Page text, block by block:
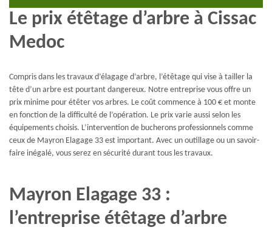
Le prix étêtage d’arbre à Cissac
Medoc
Compris dans les travaux d’élagage d’arbre, l’étêtage qui vise à tailler la
tête d’un arbre est pourtant dangereux. Notre entreprise vous offre un
prix minime pour étêter vos arbres. Le coût commence à 100 € et monte
en fonction de la difficulté de l’opération. Le prix varie aussi selon les
équipements choisis. L’intervention de bucherons professionnels comme
ceux de Mayron Elagage 33 est important. Avec un outillage ou un savoir-
faire inégalé, vous serez en sécurité durant tous les travaux.
Mayron Elagage 33 :
l’entreprise étêtage d’arbre